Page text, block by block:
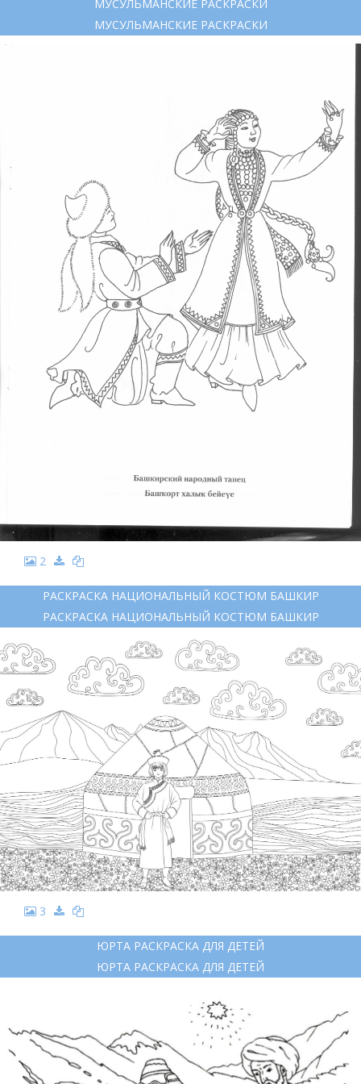
МУСУЛЬМАНСКИЕ РАСКРАСКИ
МУСУЛЬМАНСКИЕ РАСКРАСКИ
2
РАСКРАСКА НАЦИОНАЛЬНЫЙ КОСТЮМ БАШКИР
РАСКРАСКА НАЦИОНАЛЬНЫЙ КОСТЮМ БАШКИР
3
ЮРТА РАСКРАСКА ДЛЯ ДЕТЕЙ
ЮРТА РАСКРАСКА ДЛЯ ДЕТЕЙ